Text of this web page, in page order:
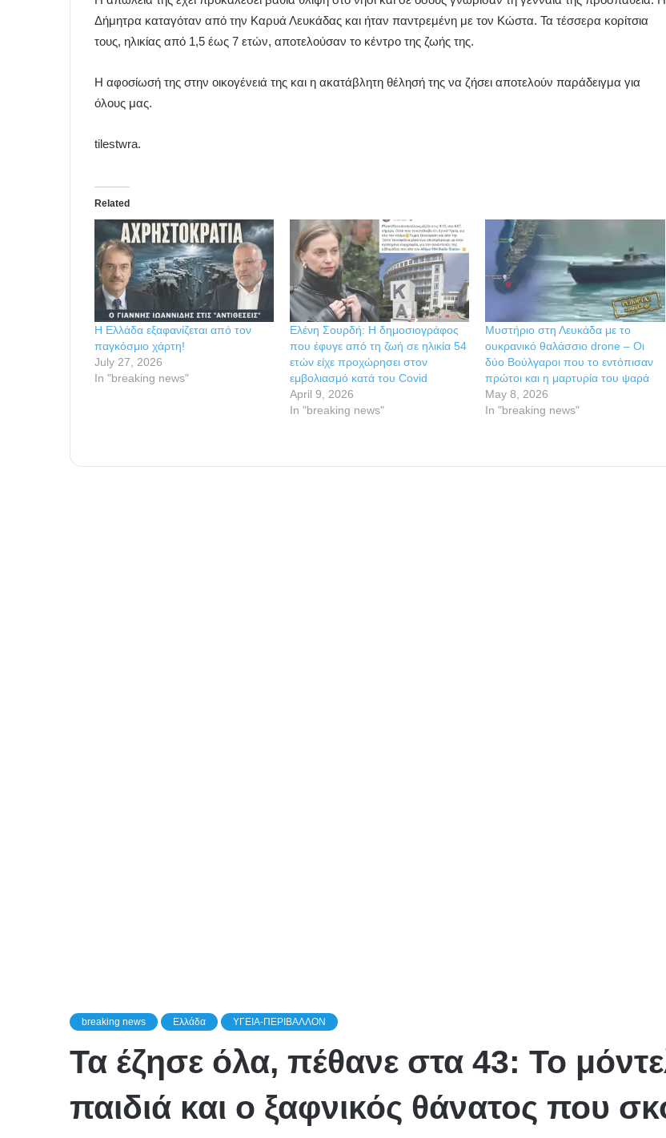
Δήμητρα καταγόταν από την Καρυά Λευκάδας και ήταν παντρεμένη με τον Κώστα. Τα τέσσερα κορίτσια
τους, ηλικίας από 1,5 έως 7 ετών, αποτελούσαν το κέντρο της ζωής της.
Η αφοσίωσή της στην οικογένειά της και η ακατάβλητη θέλησή της να ζήσει αποτελούν παράδειγμα για
όλους μας.
tilestwra.
Related
Η Ελλάδα εξαφανίζεται από τον
παγκόσμιο χάρτη!
July 27, 2026
In "breaking news"
Ελένη Σουρδή: Η δημοσιογράφος
που έφυγε από τη ζωή σε ηλικία 54
ετών είχε προχώρησει στον
εμβολιασμό κατά του Covid
April 9, 2026
In "breaking news"
Μυστήριο στη Λευκάδα με το
ουκρανικό θαλάσσιο drone – Οι
δύο Βούλγαροι που το εντόπισαν
πρώτοι και η μαρτυρία του ψαρά
May 8, 2026
In "breaking news"